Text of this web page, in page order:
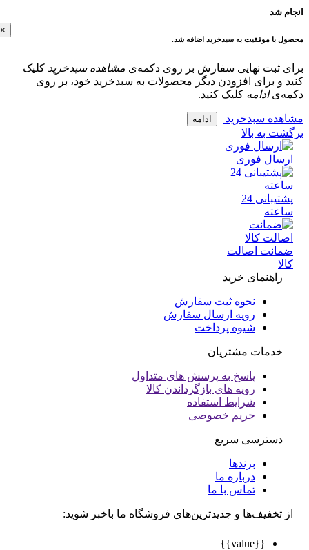
شد
با موفقیت به سبدخرید اضافه شد.
ثبت نهایی سفارش بر روی دکمه‌یمشاهده سبدخریدکلیک
و برای افزودن دیگر محصولات به سبدخرید خود، بر روی
ادامهکلیک کنید.
سبدخرید ادامه
به بالا
فوری
پشتیبانی 24
اصالت
راهنمای خرید
نحوه ثبت سفارش
رویه ارسال سفارش
شیوه پرداخت
خدمات مشتریان
پاسخ به پرسش های متداول
رویه های بازگرداندن کالا
شرایط استفاده
حریم خصوصی
دسترسی سریع
برندها
درباره ما
تماس با ما
تخفیف‌ها و جدیدترین‌های فروشگاه ما باخبر شوید: